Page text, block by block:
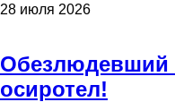
28 июля 2026
Обезлюдевший
осиротел!